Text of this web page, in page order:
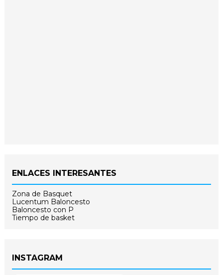
ENLACES INTERESANTES
Zona de Basquet
Lucentum Baloncesto
Baloncesto con P
Tiempo de basket
INSTAGRAM